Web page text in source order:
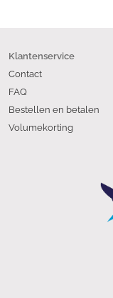
Klantenservice
Contact
FAQ
Bestellen en betalen
Volumekorting